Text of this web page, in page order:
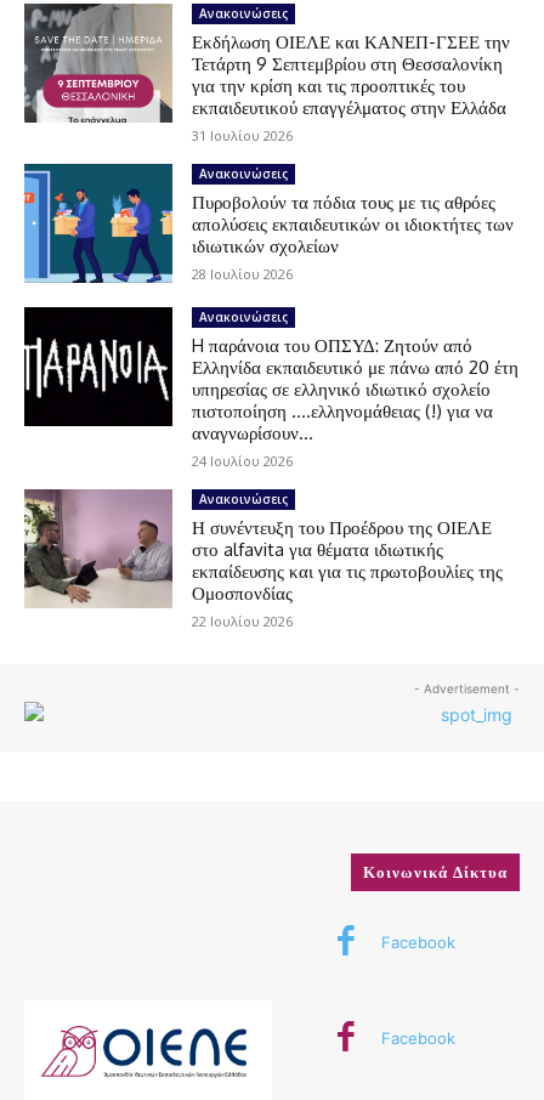
Ανακοινώσεις
Εκδήλωση ΟΙΕΛΕ και ΚΑΝΕΠ-ΓΣΕΕ την
Τετάρτη 9 Σεπτεμβρίου στη Θεσσαλονίκη
για την κρίση και τις προοπτικές του
εκπαιδευτικού επαγγέλματος στην Ελλάδα
31 Ιουλίου 2026
Ανακοινώσεις
Πυροβολούν τα πόδια τους με τις αθρόες
απολύσεις εκπαιδευτικών οι ιδιοκτήτες των
ιδιωτικών σχολείων
28 Ιουλίου 2026
Ανακοινώσεις
H παράνοια του ΟΠΣΥΔ: Ζητούν από
Ελληνίδα εκπαιδευτικό με πάνω από 20 έτη
υπηρεσίας σε ελληνικό ιδιωτικό σχολείο
πιστοποίηση ….ελληνομάθειας (!) για να
αναγνωρίσουν...
24 Ιουλίου 2026
Ανακοινώσεις
Η συνέντευξη του Προέδρου της ΟΙΕΛΕ
στο alfavita για θέματα ιδιωτικής
εκπαίδευσης και για τις πρωτοβουλίες της
Ομοσπονδίας
22 Ιουλίου 2026
- Advertisement -
Κοινωνικά Δίκτυα
Facebook
Facebook